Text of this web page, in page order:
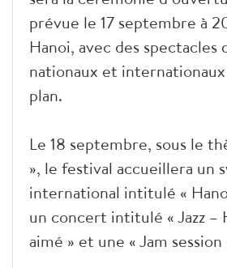
prévue le 17 septembre à
Hanoi, avec des spectacles
nationaux et
plan.
Le 18 septembre, sous le
», le festival accueillera un
international intitulé «
un concert intitulé « Jazz –
aimé » et une « Jam session